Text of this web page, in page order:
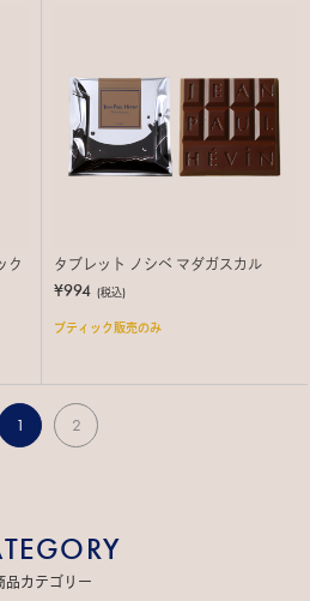
ク タブレット ノシベ マダガスカル
¥994 (税込)
ブティック販売のみ
1 2
品カテゴリー